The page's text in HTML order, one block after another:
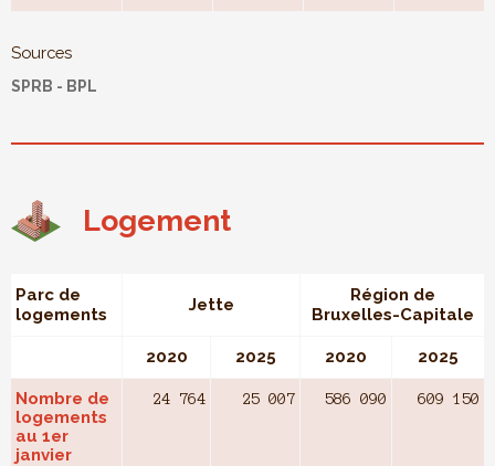
Sources
SPRB - BPL
Logement
Parc de
logements
Jette
Région de
Bruxelles-Capitale
2020 2025 2020 2025
Nombre de
logements
au 1er
janvier
24 764 25 007 586 090 609 150